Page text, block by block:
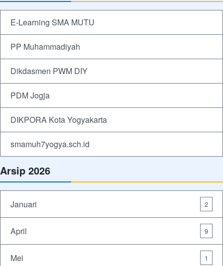
E-Learning SMA MUTU
PP Muhammadiyah
Dikdasmen PWM DIY
PDM Jogja
DIKPORA Kota Yogyakarta
smamuh7yogya.sch.id
Arsip 2026
Januari 2
April 9
Mei 1